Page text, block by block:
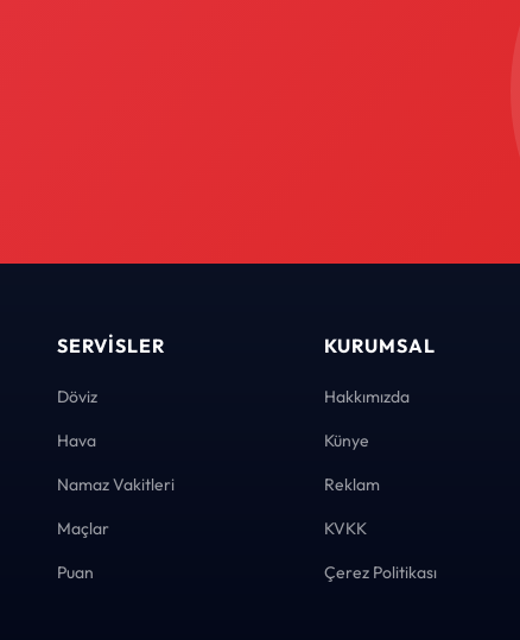
SERVISLER
Döviz
Hava
Namaz Vakitleri
Maçlar
Puan
KURUMSAL
Hakkımızda
Künye
Reklam
KVKK
Çerez Politikası